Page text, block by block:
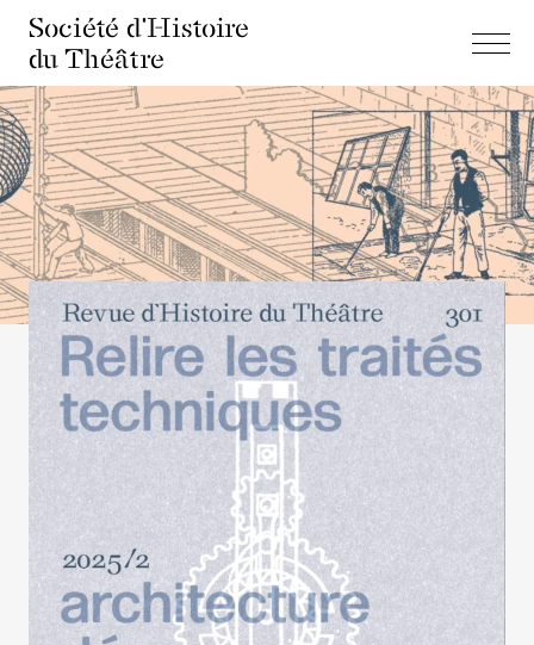
Société d'Histoire
du Théâtre